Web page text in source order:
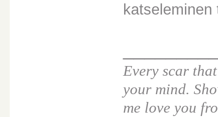
Every scar
your mind.
me love you